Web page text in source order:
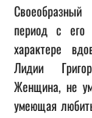
период с его
характере
Лидии
Женщина, не
умеющая